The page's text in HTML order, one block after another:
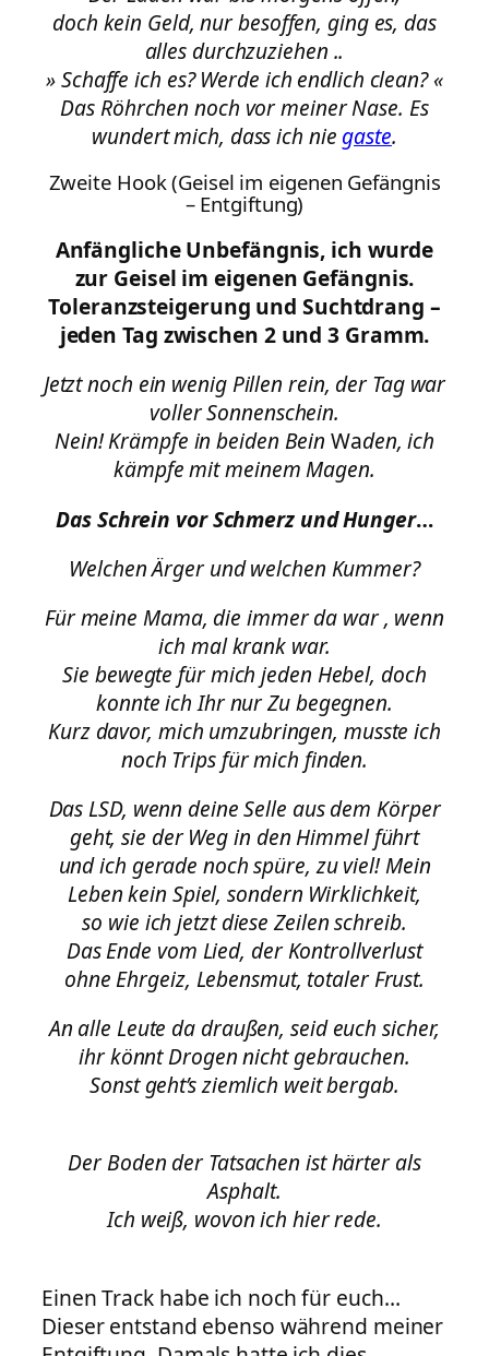
doch kein Geld, nur besoffen, ging es, das
alles durchzuziehen ..
» Schaffe ich es? Werde ich endlich clean? «
Das Röhrchen noch vor meiner Nase. Es
wundert mich, dass ich nie gaste.
Zweite Hook (Geisel im eigenen Gefängnis
– Entgiftung)
Anfängliche Unbefängnis, ich wurde
zur Geisel im eigenen Gefängnis.
Toleranzsteigerung und Suchtdrang –
jeden Tag zwischen 2 und 3 Gramm.
Jetzt noch ein wenig Pillen rein, der Tag war
voller Sonnenschein.
Nein! Krämpfe in beiden BeinWaden, ich
kämpfe mit meinem Magen.
Das Schrein vor Schmerz und Hunger…
Welchen Ärger und welchen Kummer?
Für meine Mama, die immer da war , wenn
ich mal krank war.
Sie bewegte für mich jeden Hebel, doch
konnte ich Ihr nur Zu begegnen.
Kurz davor, mich umzubringen, musste ich
noch Trips für mich finden.
Das LSD, wenn deine Selle aus dem Körper
geht, sie der Weg in den Himmel führt
und ich gerade noch spüre, zu viel! Mein
Leben kein Spiel, sondern Wirklichkeit,
so wie ich jetzt diese Zeilen schreib.
Das Ende vom Lied, der Kontrollverlust
ohne Ehrgeiz, Lebensmut, totaler Frust.
An alle Leute da draußen, seid euch sicher,
ihr könnt Drogen nicht gebrauchen.
Sonst geht’s ziemlich weit bergab.
Der Boden der Tatsachen ist härter als
Asphalt.
Ich weiß, wovon ich hier rede.
Einen Track habe ich noch für euch…
Dieser entstand ebenso während meiner